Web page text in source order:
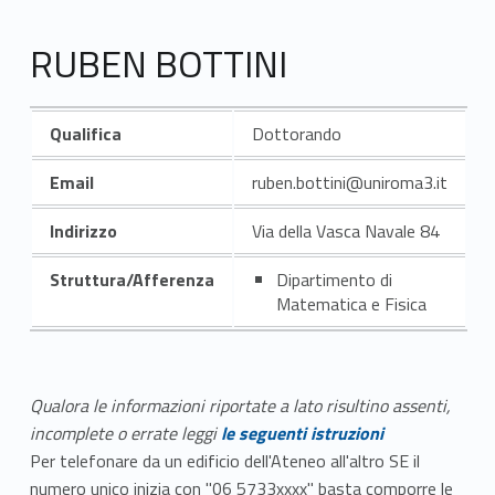
RUBEN BOTTINI
Qualifica
Dottorando
Email
ruben.bottini@uniroma3.it
Indirizzo
Via della Vasca Navale 84
Struttura/Afferenza
Dipartimento di
Matematica e Fisica
Qualora le informazioni riportate a lato risultino assenti,
incomplete o errate leggile seguenti istruzioni
Per telefonare da un edificio dell'Ateneo all'altro SE il
numero unico inizia con "06 5733xxxx" basta comporre le